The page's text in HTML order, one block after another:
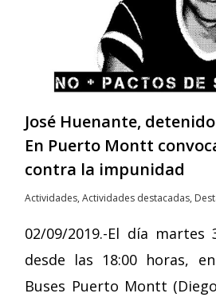
José Huenante,
En Puerto Montt
contra la impunidad
Actividades,Actividades destacadas,
02/09/2019.-El día
desde las 18:00 horas,
Buses Puerto Montt